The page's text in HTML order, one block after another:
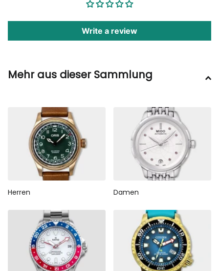
Write a review
Mehr aus dieser Sammlung
Herren Damen